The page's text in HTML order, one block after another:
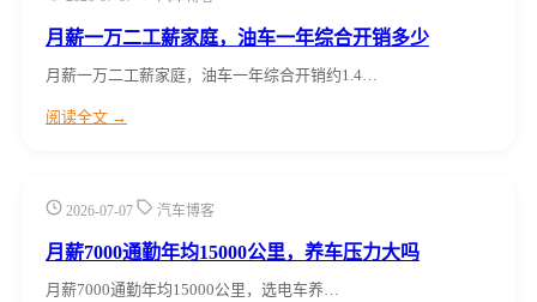
月薪一万二工薪家庭，油车一年综合开销多少
月薪一万二工薪家庭，油车一年综合开销约1.4…
阅读全文 →
2026-07-07 汽车博客
月薪7000通勤年均15000公里，养车压力大吗
月薪7000通勤年均15000公里，选电车养…